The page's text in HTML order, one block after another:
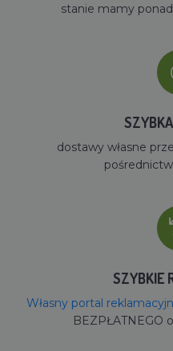
stanie mamy
dostawy własne
SZYBKIE
Własny portal
BEZPŁATNEGO